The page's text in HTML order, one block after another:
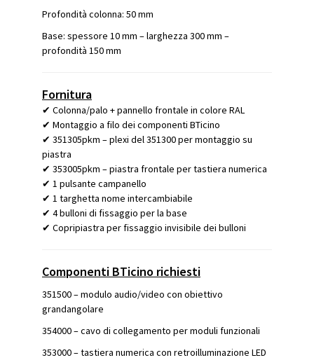
Profondità colonna: 50 mm
Base: spessore 10 mm – larghezza 300 mm –
profondità 150 mm
Fornitura
✔ Colonna/palo + pannello frontale in colore RAL
✔ Montaggio a filo dei componenti BTicino
✔ 351305pkm – plexi del 351300 per montaggio su
piastra
✔ 353005pkm – piastra frontale per tastiera numerica
✔ 1 pulsante campanello
✔ 1 targhetta nome intercambiabile
✔ 4 bulloni di fissaggio per la base
✔ Copripiastra per fissaggio invisibile dei bulloni
Componenti BTicino richiesti
351500 – modulo audio/video con obiettivo
grandangolare
354000 – cavo di collegamento per moduli funzionali
353000 – tastiera numerica con retroilluminazione LED